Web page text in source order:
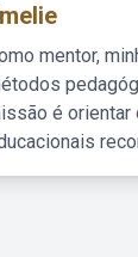
mentor,
é orientar